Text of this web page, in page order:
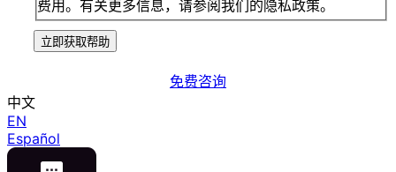
费用。有关更多信息，请参阅我们的隐私政策。
立即获取帮助
免费咨询
中文
EN
Español